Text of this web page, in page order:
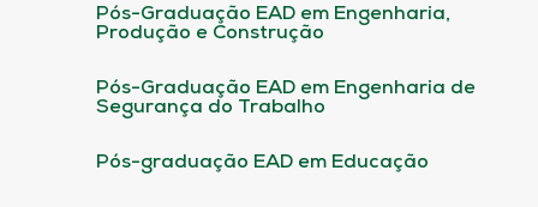
Pós-Graduação EAD em Engenharia,
Produção e Construção
Pós-Graduação EAD em Engenharia de
Segurança do Trabalho
Pós-graduação EAD em Educação